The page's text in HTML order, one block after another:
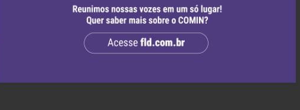
no título para abrir o material.
Sobre Crianças Indígenas